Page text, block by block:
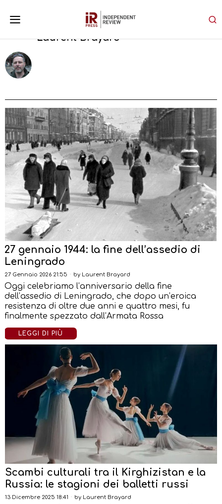
Laurent Brayard
27 gennaio 1944: la fine dell’assedio di
Leningrado
27 Gennaio 2026 21:55 by Laurent Brayard
Oggi celebriamo l’anniversario della fine
dell’assedio di Leningrado, che dopo un’eroica
resistenza di oltre due anni e quattro mesi, fu
finalmente spezzato dall’Armata Rossa
LEGGI DI PIÙ
Scambi culturali tra il Kirghizistan e la
Russia: le stagioni dei balletti russi
13 Dicembre 2025 18:41 by Laurent Brayard